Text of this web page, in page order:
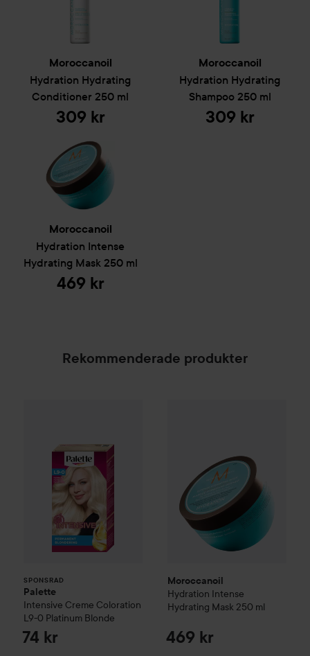
Moroccanoil
Hydration Hydrating
Conditioner 250 ml
309 kr
Moroccanoil
Hydration Hydrating
Shampoo 250 ml
309 kr
Moroccanoil
Hydration Intense
Hydrating Mask 250 ml
469 kr
Rekommenderade produkter
SPONSRAD
Palette
Intensive Creme Coloration
L9-0 Platinum Blonde
74 kr
Moroccanoil
Hydration Intense
Hydrating Mask 250 ml
469 kr